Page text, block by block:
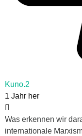
Kuno.2
1 Jahr her
Was erkennen wir
internationale